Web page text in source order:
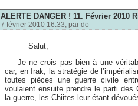
ALERTE DANGER ! 11. Février 2010
7 février 2010 16:33, par do
Salut,
Je ne crois pas bien à une
car, en Irak, la stratégie de
toutes pièces une guerre civile
voulaient ensuite prendre le parti
la guerre, les Chiites leur étant